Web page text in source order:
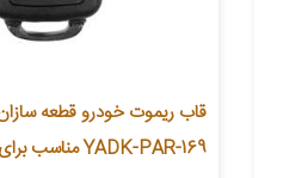
قاب ریموت خودرو قطعه
YADK-PAR-169 مناسب برای پژو پارس